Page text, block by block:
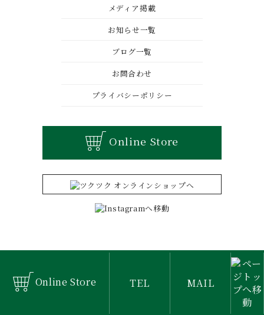
メディア掲載
お知らせ一覧
ブログ一覧
お問合わせ
プライバシーポリシー
Online Store
Copyright © 丸長. All Rights Reserved.
Online Store TEL MAIL